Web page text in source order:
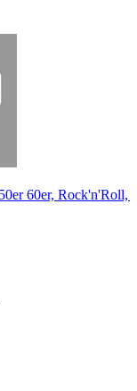
60er, Rock'n'Roll,